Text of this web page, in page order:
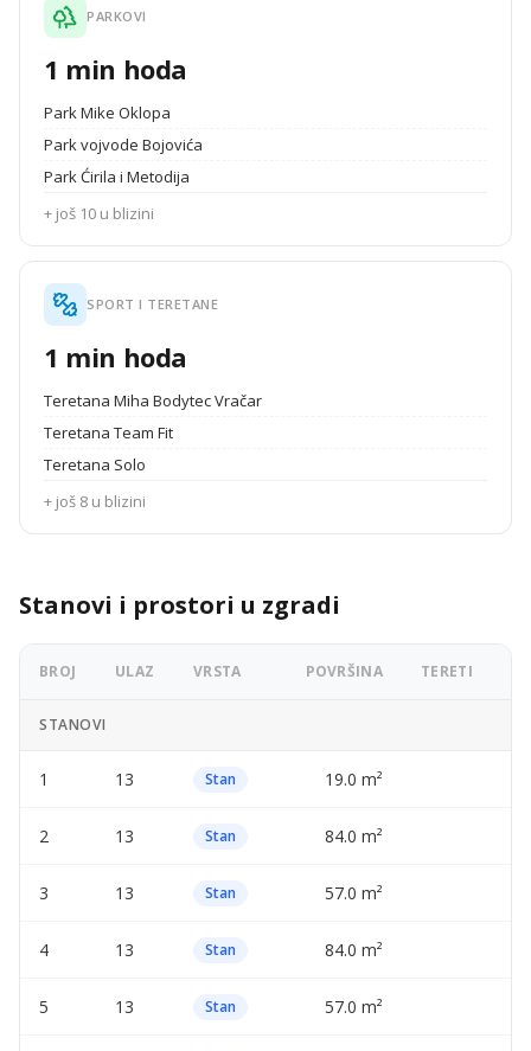
PARKOVI
1 min hoda
Park Mike Oklopa
Park vojvode Bojovića
Park Ćirila i Metodija
+ još 10 u blizini
SPORT I TERETANE
1 min hoda
Teretana Miha Bodytec Vračar
Teretana Team Fit
Teretana Solo
+ još 8 u blizini
Stanovi i prostori u zgradi
BROJ ULAZ VRSTA POVRŠINA TERETI
STANOVI
1 13 Stan 19.0 m²
2 13 Stan 84.0 m²
3 13 Stan 57.0 m²
4 13 Stan 84.0 m²
5 13 Stan 57.0 m²